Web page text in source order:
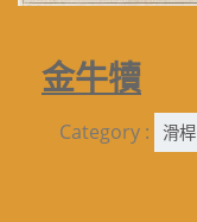
金牛犢
Category : 滑